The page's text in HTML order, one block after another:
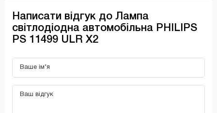
Написати відгук до Лампа
світлодіодна автомобільна PHILIPS
PS 11499 ULR X2